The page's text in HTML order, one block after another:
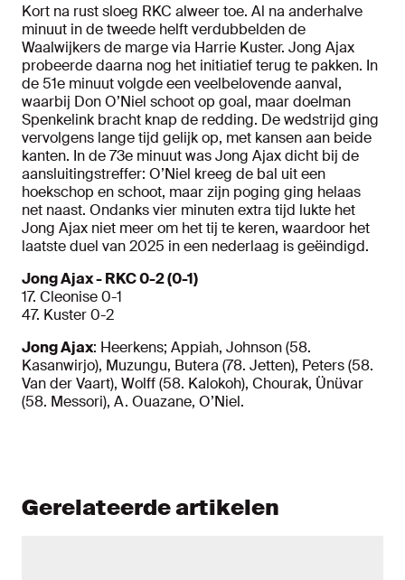
Kort na rust sloeg RKC alweer toe. Al na anderhalve
minuut in de tweede helft verdubbelden de
Waalwijkers de marge via Harrie Kuster. Jong Ajax
probeerde daarna nog het initiatief terug te pakken. In
de 51e minuut volgde een veelbelovende aanval,
waarbij Don O’Niel schoot op goal, maar doelman
Spenkelink bracht knap de redding. De wedstrijd ging
vervolgens lange tijd gelijk op, met kansen aan beide
kanten. In de 73e minuut was Jong Ajax dicht bij de
aansluitingstreffer: O’Niel kreeg de bal uit een
hoekschop en schoot, maar zijn poging ging helaas
net naast. Ondanks vier minuten extra tijd lukte het
Jong Ajax niet meer om het tij te keren, waardoor het
laatste duel van 2025 in een nederlaag is geëindigd.
Jong Ajax - RKC 0-2 (0-1)
17. Cleonise 0-1
47. Kuster 0-2
Jong Ajax: Heerkens; Appiah, Johnson (58.
Kasanwirjo), Muzungu, Butera (78. Jetten), Peters (58.
Van der Vaart), Wolff (58. Kalokoh), Chourak, Ünüvar
(58. Messori), A. Ouazane, O’Niel.
Gerelateerde artikelen